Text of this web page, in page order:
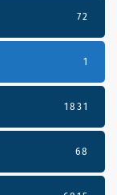
72
1
1831
68